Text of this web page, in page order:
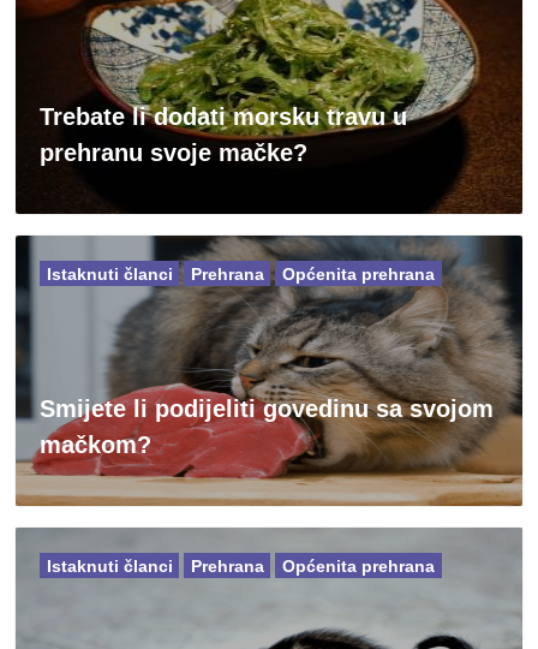
Trebate li dodati morsku travu u
prehranu svoje mačke?
Smijete li podijeliti govedinu sa svojom
mačkom?
Istaknuti članci Prehrana Općenita prehrana
Istaknuti članci Prehrana Općenita prehrana